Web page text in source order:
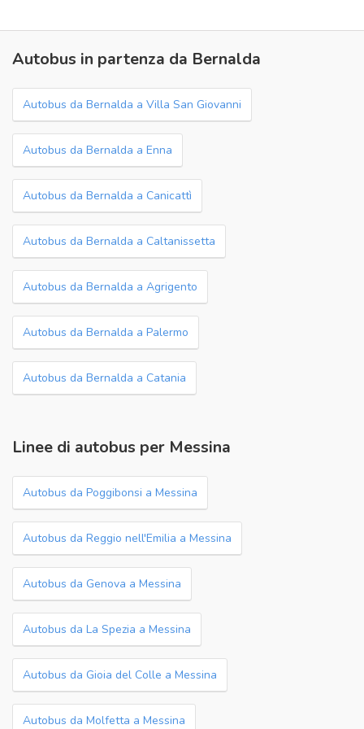
Autobus in partenza da Bernalda
Autobus da Bernalda a Villa San Giovanni
Autobus da Bernalda a Enna
Autobus da Bernalda a Canicattì
Autobus da Bernalda a Caltanissetta
Autobus da Bernalda a Agrigento
Autobus da Bernalda a Palermo
Autobus da Bernalda a Catania
Linee di autobus per Messina
Autobus da Poggibonsi a Messina
Autobus da Reggio nell'Emilia a Messina
Autobus da Genova a Messina
Autobus da La Spezia a Messina
Autobus da Gioia del Colle a Messina
Autobus da Molfetta a Messina